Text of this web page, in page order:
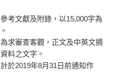
考文獻及附錄，以15,000字為
求審查客觀，正文及中英文摘
料之文字。
於2019年8月31日前通知作